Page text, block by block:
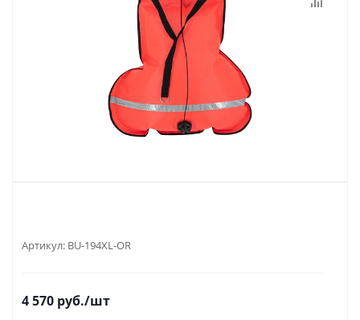
Артикул: BU-194XL-OR
4 570 руб./шт